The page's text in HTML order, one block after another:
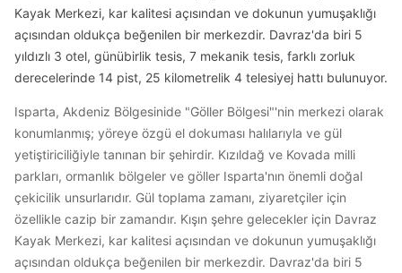
Kayak Merkezi, kar kalitesi açısından ve dokunun yumuşaklığı
açısından oldukça beğenilen bir merkezdir. Davraz'da biri 5
yıldızlı 3 otel, günübirlik tesis, 7 mekanik tesis, farklı zorluk
derecelerinde 14 pist, 25 kilometrelik 4 telesiyej hattı bulunuyor.
Isparta, Akdeniz Bölgesinide "Göller Bölgesi"'nin merkezi olarak
konumlanmış; yöreye özgü el dokuması halılarıyla ve gül
yetiştiriciliğiyle tanınan bir şehirdir. Kızıldağ ve Kovada milli
parkları, ormanlık bölgeler ve göller Isparta'nın önemli doğal
çekicilik unsurlarıdır. Gül toplama zamanı, ziyaretçiler için
özellikle cazip bir zamandır. Kışın şehre gelecekler için Davraz
Kayak Merkezi, kar kalitesi açısından ve dokunun yumuşaklığı
açısından oldukça beğenilen bir merkezdir. Davraz'da biri 5